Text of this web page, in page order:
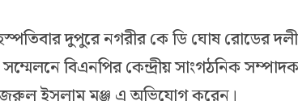
দুপুরে নগরীর কে ডি ঘোষ রোডের
বিএনপির কেন্দ্রীয় সাংগঠনিক